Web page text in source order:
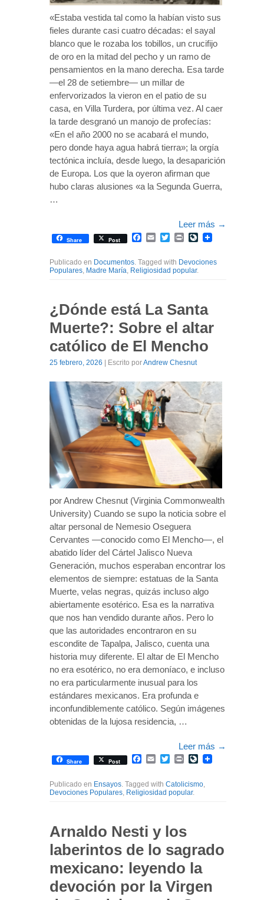
«Estaba vestida tal como la habían visto sus
fieles durante casi cuatro décadas: el sayal
blanco que le rozaba los tobillos, un crucifijo
de oro en la mitad del pecho y un ramo de
pensamientos en la mano derecha. Esa tarde
—el 28 de setiembre— un millar de
enfervorizados la vieron en el patio de su
casa, en Villa Turdera, por última vez. Al caer
la tarde desgranó un manojo de profecías:
«En el año 2000 no se acabará el mundo,
pero donde haya agua habrá tierra»; la orgía
tectónica incluía, desde luego, la desaparición
de Europa. Los que la oyeron afirman que
hubo claras alusiones «a la Segunda Guerra,
…
Leer más →
Share Post Facebook
EmailTwitterPrintLiveJournal
Publicado en Documentos. Tagged with Devociones
Populares, Madre María, Religiosidad popular.
¿Dónde está La Santa
Muerte?: Sobre el altar
católico de El Mencho
25 febrero, 2026 | Escrito porAndrew Chesnut
por Andrew Chesnut (Virginia Commonwealth
University) Cuando se supo la noticia sobre el
altar personal de Nemesio Oseguera
Cervantes —conocido como El Mencho—, el
abatido líder del Cártel Jalisco Nueva
Generación, muchos esperaban encontrar los
elementos de siempre: estatuas de la Santa
Muerte, velas negras, quizás incluso algo
abiertamente esotérico. Esa es la narrativa
que nos han vendido durante años. Pero lo
que las autoridades encontraron en su
escondite de Tapalpa, Jalisco, cuenta una
historia muy diferente. El altar de El Mencho
no era esotérico, no era demoníaco, e incluso
no era particularmente inusual para los
estándares mexicanos. Era profunda e
inconfundiblemente católico. Según imágenes
obtenidas de la lujosa residencia, …
Leer más →
Share Post Facebook
EmailTwitterPrintLiveJournal
Publicado en Ensayos. Tagged with Catolicismo,
Devociones Populares, Religiosidad popular.
Arnaldo Nesti y los
laberintos de lo sagrado
mexicano: leyendo la
devoción por la Virgen